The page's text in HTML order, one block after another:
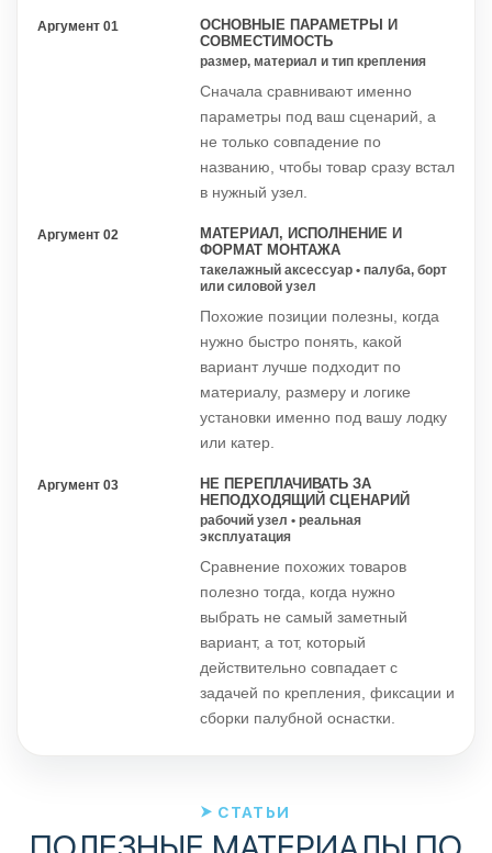
Аргумент 01
ОСНОВНЫЕ ПАРАМЕТРЫ И
СОВМЕСТИМОСТЬ
размер, материал и тип крепления
Сначала сравнивают именно
параметры под ваш сценарий, а
не только совпадение по
названию, чтобы товар сразу встал
в нужный узел.
Аргумент 02
МАТЕРИАЛ, ИСПОЛНЕНИЕ И
ФОРМАТ МОНТАЖА
такелажный аксессуар • палуба, борт
или силовой узел
Похожие позиции полезны, когда
нужно быстро понять, какой
вариант лучше подходит по
материалу, размеру и логике
установки именно под вашу лодку
или катер.
Аргумент 03
НЕ ПЕРЕПЛАЧИВАТЬ ЗА
НЕПОДХОДЯЩИЙ СЦЕНАРИЙ
рабочий узел • реальная
эксплуатация
Сравнение похожих товаров
полезно тогда, когда нужно
выбрать не самый заметный
вариант, а тот, который
действительно совпадает с
задачей по крепления, фиксации и
сборки палубной оснастки.
СТАТЬИ